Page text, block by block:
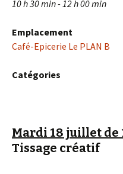
10 h 30 min - 12 h 00 min
Emplacement
Café-Epicerie Le PLAN B
Catégories
Mardi 18 juillet de
Tissage créatif